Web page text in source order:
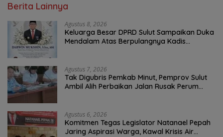
Berita Lainnya
Agustus 8, 2026
Keluarga Besar DPRD Sulut Sampaikan Duka
Mendalam Atas Berpulangnya Kadis
Agustus 7, 2026
Tak Digubris Pemkab Minut, Pemprov Sulut
Ambil Alih Perbaikan Jalan Rusak Perum
Agustus 6, 2026
Komitmen Tegas Legislator Natanael Pepah
Jaring Aspirasi Warga, Kawal Krisis Air